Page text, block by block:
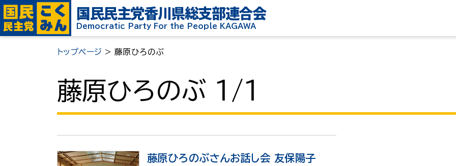
国民民主党香川県総支部連合会
Democratic Party For the People KAGAWA
トップページ > 藤原ひろのぶ
藤原ひろのぶ 1/1
藤原ひろのぶさんお話し会 友保陽子